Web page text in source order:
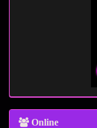
Online